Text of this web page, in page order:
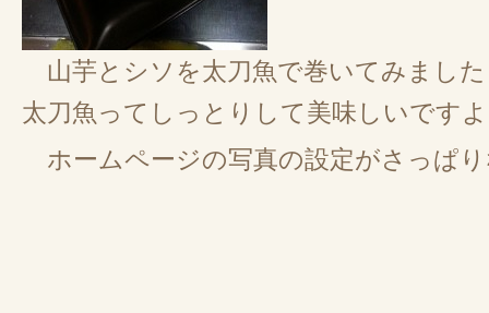
山芋とシソを太刀魚で巻いてみまし
太刀魚ってしっとりして美味しいです
ホームページの写真の設定がさっぱ